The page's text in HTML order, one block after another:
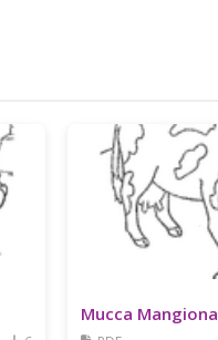
Mucca Mangiona